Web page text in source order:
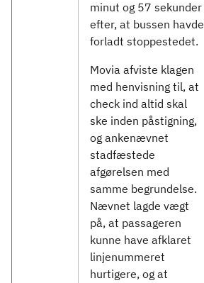
minut og 57 sekunder
efter, at bussen havde
forladt stoppestedet.
Movia afviste klagen
med henvisning til, at
check ind altid skal
ske inden påstigning,
og ankenævnet
stadfæstede
afgørelsen med
samme begrundelse.
Nævnet lagde vægt
på, at passageren
kunne have afklaret
linjenummeret
hurtigere, og at